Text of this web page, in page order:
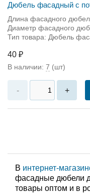
Дюбель фасадный с
Длина фасадного
Диаметр фасадного
Тип товара: Дюбель
40 ₽
В наличии: 7 (шт)
- +
В интернет-
фасадные дюбели
товары оптом и в